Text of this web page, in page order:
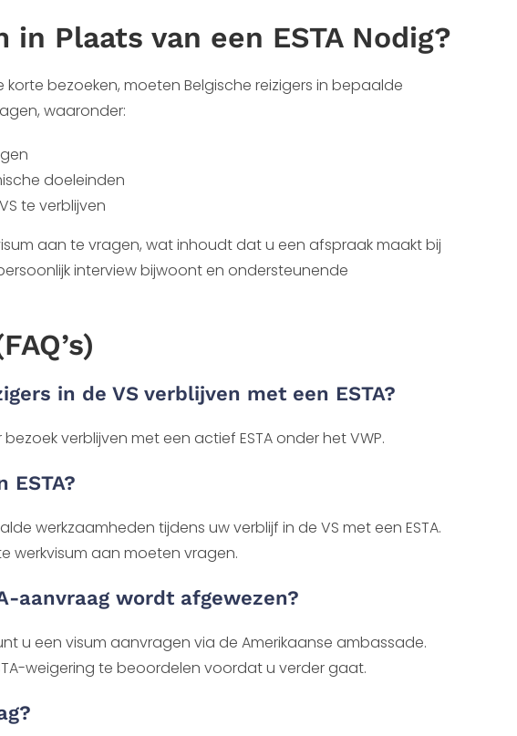
Plaats van een ESTA Nodig?
korte bezoeken, moeten Belgische reizigers in bepaalde
waaronder:
doeleinden
te verblijven
aan te vragen, wat inhoudt dat u een afspraak maakt bij
interview bijwoont en ondersteunende
in de VS verblijven met een ESTA?
verblijven met een actief ESTA onder het VWP.
ESTA?
werkzaamheden tijdens uw verblijf in de VS met een ESTA.
werkvisum aan moeten vragen.
aanvraag wordt afgewezen?
u een visum aanvragen via de Amerikaanse ambassade.
weigering te beoordelen voordat u verder gaat.